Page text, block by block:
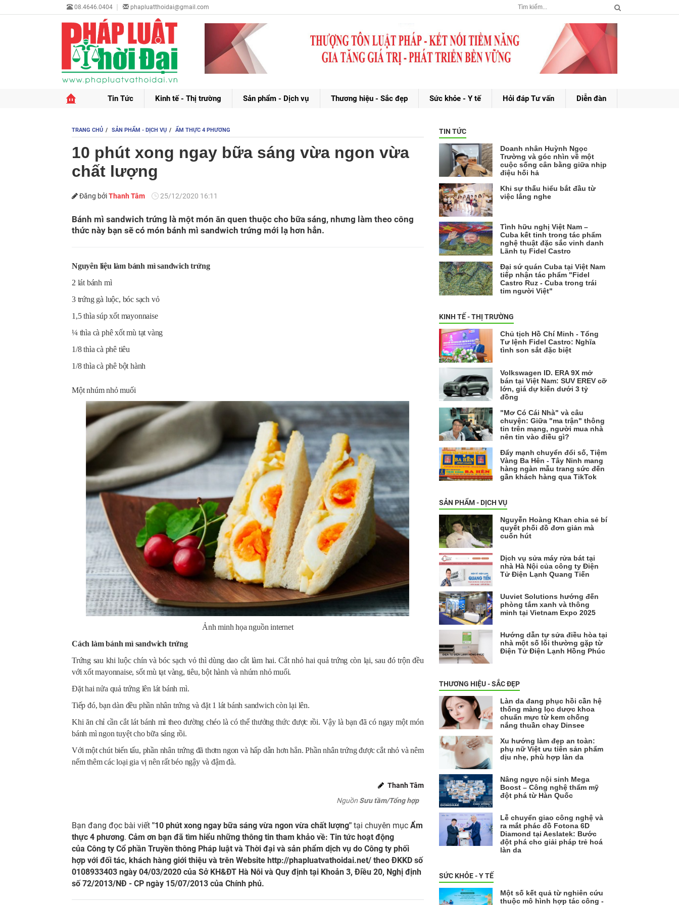
08.4646.0404 phapluatthoidai@gmail.com
Tin Tức Kinh tế - Thị trường Sản phẩm - Dịch vụ Thương hiệu - Sắc đẹp Sức khỏe - Y tế Hỏi đáp Tư vấn Diễn đàn
TRANG CHỦ SẢN PHẨM - DỊCH VỤ ẨM THỰC 4 PHƯƠNG
10 phút xong ngay bữa sáng vừa ngon vừa
chất lượng
Đăng bởiThanh Tâm 25/12/2020 16:11
Bánh mì sandwich trứng là một món ăn quen thuộc cho bữa sáng, nhưng làm theo công
thức này bạn sẽ có món bánh mì sandwich trứng mới lạ hơn hẳn.
Nguyên liệu làm bánh mì sandwich trứng
2 lát bánh mì
3 trứng gà luộc, bóc sạch vỏ
1,5 thìa súp xốt mayonnaise
¼ thìa cà phê xốt mù tạt vàng
1/8 thìa cà phê tiêu
1/8 thìa cà phê bột hành
Một nhúm nhỏ muối
Ảnh minh họa nguồn internet
Cách làm bánh mì sandwich trứng
Trứng sau khi luộc chín và bóc sạch vỏ thì dùng dao cắt làm hai. Cắt nhỏ hai quả trứng còn lại, sau đó trộn đều
với xốt mayonnaise, sốt mù tạt vàng, tiêu, bột hành và nhúm nhỏ muối.
Đặt hai nửa quả trứng lên lát bánh mì.
Tiếp đó, bạn dàn đều phần nhân trứng và đặt 1 lát bánh sandwich còn lại lên.
Khi ăn chỉ cần cắt lát bánh mì theo đường chéo là có thể thưởng thức được rồi. Vậy là bạn đã có ngay một món
bánh mì ngon tuyệt cho bữa sáng rồi.
Với một chút biến tấu, phần nhân trứng đã thơm ngon và hấp dẫn hơn hẳn. Phần nhân trứng được cắt nhỏ và nêm
nếm thêm các loại gia vị nên rất béo ngậy và đậm đà.
Thanh Tâm
Nguồn Sưu tầm/Tổng hợp
Bạn đang đọc bài viết "10 phút xong ngay bữa sáng vừa ngon vừa chất lượng" tại chuyên mục Ẩm
thực 4 phương. Cảm ơn bạn đã tìm hiểu những thông tin tham khảo về: Tin tức hoạt động
của Công ty Cổ phần Truyền thông Pháp luật và Thời đại và sản phẩm dịch vụ do Công ty phối
hợp với đối tác, khách hàng giới thiệu và trên Website http://phapluatvathoidai.net/ theo ĐKKD số
0108933403 ngày 04/03/2020 của Sở KH&ĐT Hà Nôi và Quy định tại Khoản 3, Điều 20, Nghị định
số 72/2013/NĐ - CP ngày 15/07/2013 của Chính phủ.
TIN TỨC
Doanh nhân Huỳnh Ngọc
Trường và góc nhìn về một
cuộc sống cân bằng giữa nhịp
điệu hối hả
Khi sự thấu hiểu bắt đầu từ
việc lắng nghe
Tình hữu nghị Việt Nam –
Cuba kết tinh trong tác phẩm
nghệ thuật đặc sắc vinh danh
Lãnh tụ Fidel Castro
Đại sứ quán Cuba tại Việt Nam
tiếp nhận tác phẩm "Fidel
Castro Ruz - Cuba trong trái
tim người Việt"
KINH TẾ - THỊ TRƯỜNG
Chủ tịch Hồ Chí Minh - Tổng
Tư lệnh Fidel Castro: Nghĩa
tình son sắt đặc biệt
Volkswagen ID. ERA 9X mở
bán tại Việt Nam: SUV EREV cỡ
lớn, giá dự kiến dưới 3 tỷ
đồng
"Mơ Có Cái Nhà" và câu
chuyện: Giữa "ma trận" thông
tin trên mạng, người mua nhà
nên tin vào điều gì?
Đẩy mạnh chuyển đổi số, Tiệm
Vàng Ba Hên - Tây Ninh mang
hàng ngàn mẫu trang sức đến
gần khách hàng qua TikTok
SẢN PHẨM - DỊCH VỤ
Nguyễn Hoàng Khan chia sẻ bí
quyết phối đồ đơn giản mà
cuốn hút
Dịch vụ sửa máy rửa bát tại
nhà Hà Nội của công ty Điện
Tử Điện Lạnh Quang Tiến
Uuviet Solutions hướng đến
phòng tắm xanh và thông
minh tại Vietnam Expo 2025
Hướng dẫn tự sửa điều hòa tại
nhà một số lỗi thường gặp từ
Điện Tử Điện Lạnh Hồng Phúc
THƯƠNG HIỆU - SẮC ĐẸP
Làn da đang phục hồi cần hệ
thống màng lọc dược khoa
chuẩn mực từ kem chống
nắng thuần chay Dinsee
Xu hướng làm đẹp an toàn:
phụ nữ Việt ưu tiên sản phẩm
dịu nhẹ, phù hợp làn da
Nâng ngực nội sinh Mega
Boost – Công nghệ thẩm mỹ
đột phá từ Hàn Quốc
Lễ chuyển giao công nghệ và
ra mắt phác đồ Fotona 6D
Diamond tại Aeslatek: Bước
đột phá cho giải pháp trẻ hoá
làn da
SỨC KHỎE - Y TẾ
Một số kết quả từ nghiên cứu
thuộc mô hình hợp tác công -